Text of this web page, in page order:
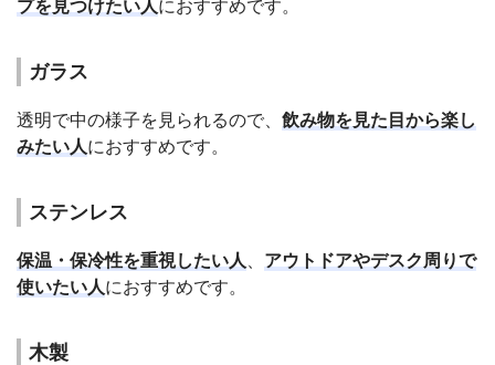
プを見つけたい人におすすめです。
ガラス
透明で中の様子を見られるので、 飲み物を見た目から楽し
みたい人におすすめです。
ステンレス
保温・保冷性を重視したい人
アウトドアやデスク周りで
使いたい人におすすめです。
木製